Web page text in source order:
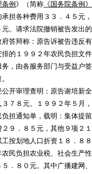
例 》（简称 《国务院条例》
担各种费用３３．４５元
。请求法院撤销被告发出
辩称：原告诉被告违反有
的１９９２年农民负担文
，由各服务部门与受益户
审理查明：原告谢培新全
３７８元。１９９２年５月
担通知单，载明：集体提
９．８５元，其他９项２
按划地人口折资１８．８
民负担农业税、社会生产
．８０元。其中广播建网